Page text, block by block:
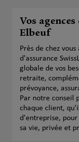
Vos
Elbeuf
Près de chez
d'assurance
globale de vos
retraite,
prévoyance,
Par notre conseil
chaque client,
d'entreprise,
sa vie, privée et